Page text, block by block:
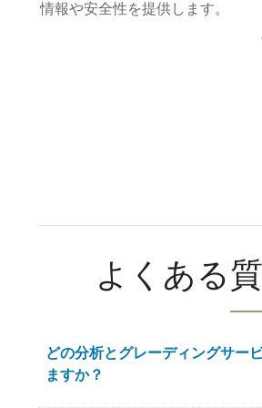
情報や安全性を提供します。
よくある質
どの分析とグレーディングサー
ますか？